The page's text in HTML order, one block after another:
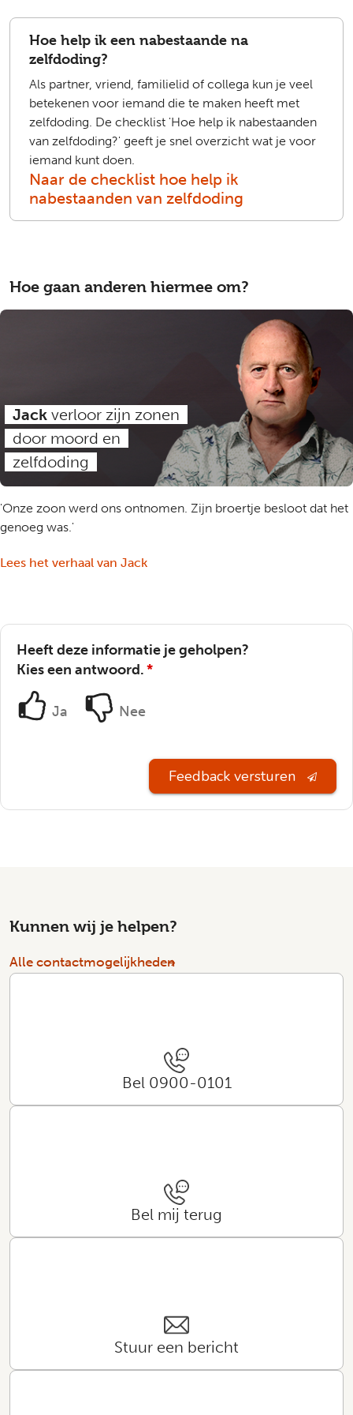
Hoe help ik een nabestaande na
zelfdoding?
Als partner, vriend, familielid of collega kun je veel
betekenen voor iemand die te maken heeft met
zelfdoding. De checklist 'Hoe help ik nabestaanden
van zelfdoding?' geeft je snel overzicht wat je voor
iemand kunt doen.
Naar de checklist hoe help ik
nabestaanden van zelfdoding
Hoe gaan anderen hiermee om?
Jack verloor zijn zonen
door moord en
zelfdoding
'Onze zoon werd ons ontnomen. Zijn broertje besloot dat het
genoeg was.'
Lees het verhaal van Jack
Heeft deze informatie je geholpen?
Kies een antwoord.*
Ja Nee
Feedback versturen
Kunnen wij je helpen?
Alle contactmogelijkheden
Bel 0900-0101
Bel mij terug
Stuur een bericht